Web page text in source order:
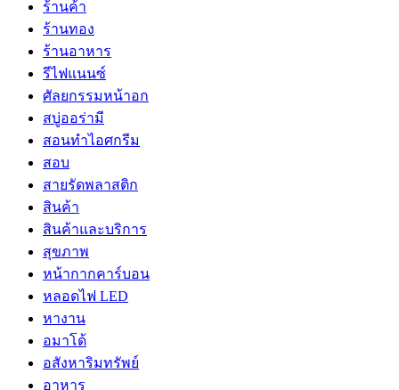
ร้านค้า
ร้านทอง
ร้านอาหาร
รีไฟแนนซ์
ศัลยกรรมหน้าอก
สบู่ออร่ามี
สอนทำไอศกรีม
สอบ
สายรัดพลาสติก
สินค้า
สินค้าและบริการ
สุขภาพ
หน้ากากคาร์บอน
หลอดไฟ LED
หางาน
อมาโด้
อสังหาริมทรัพย์
อาหาร